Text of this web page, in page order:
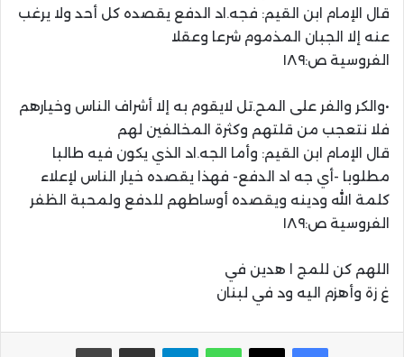
قال الإمام ابن القيم: فجه.اد الدفع يقصده كل أحد ولا يرغب
عنه إلا الجبان المذموم شرعا وعقلا
الفروسية ص:١٨٩
•والكر والفر على المح.تل لايقوم به إلا أشراف الناس وخيارهم
فلا نتعجب من قلتهم وكثرة المخالفين لهم
قال الإمام ابن القيم: وأما الجه.اد الذي يكون فيه طالبا
مطلوبا -أي جه اد الدفع- فهذا يقصده خيار الناس لإعلاء
كلمة الله ودينه ويقصده أوساطهم للدفع ولمحبة الظفر
الفروسية ص:١٨٩
اللهم كن للمج ا هدين في
غ زة وأهزم اليه ود في لبنان
واتساب تيلقرام مشاركة عبر البريد